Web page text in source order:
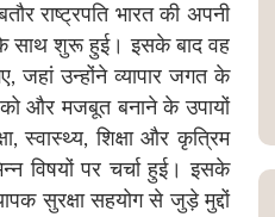
राष्ट्रपति भारत की अपनी
के साथ शुरू हुई। इसके बाद वह
जहां उन्होंने व्यापार जगत के
को और मजबूत बनाने के उपायों
स्वास्थ्य, शिक्षा और कृत्रिम
विषयों पर चर्चा हुई। इसके
सुरक्षा सहयोग से जुड़े मुद्दों